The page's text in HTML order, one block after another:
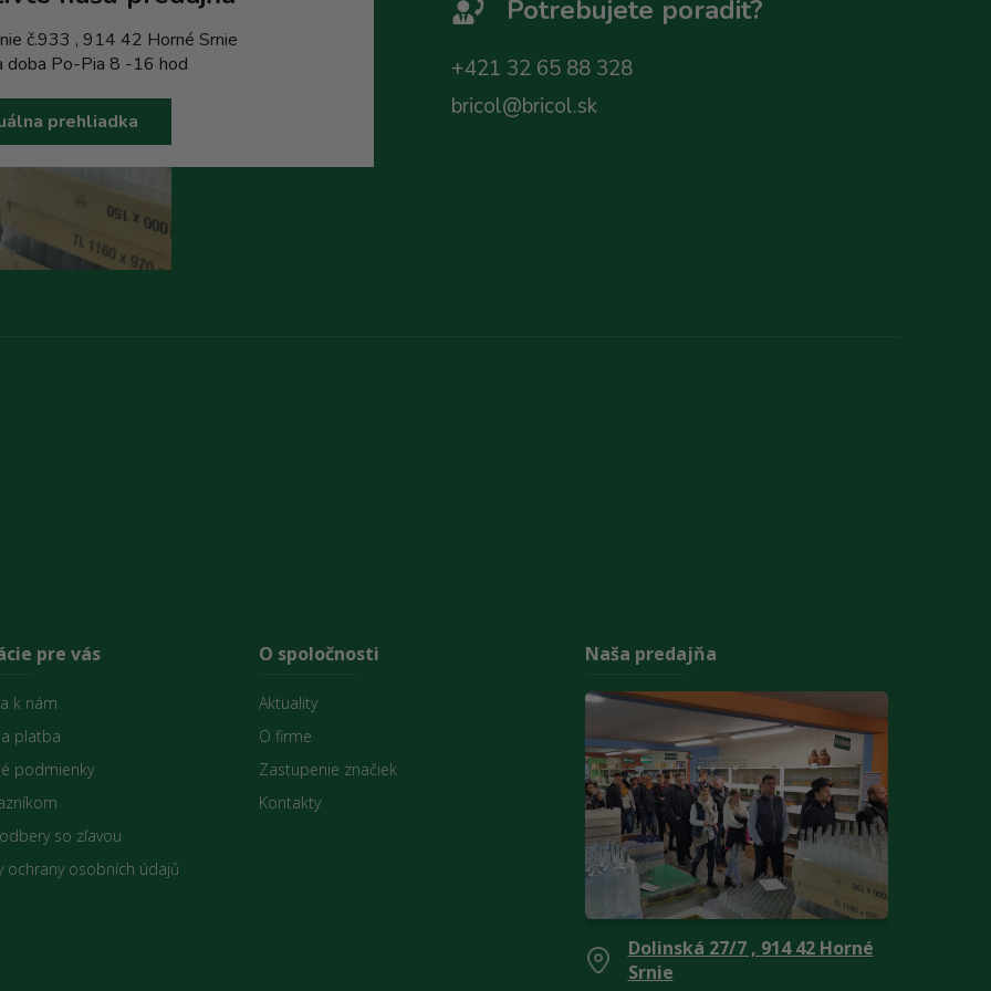
č.933 , 914 42 Horné Srnie
doba Po-Pia 8 -16 hod
prehliadka
Potrebujete poradit?
+421 32 65 88 328
bricol@bricol.sk
pre vás
k nám
platba
podmienky
so zľavou
ochrany osobních údajů
O spoločnosti
Aktuality
O firme
Zastupenie značiek
Kontakty
Naša predajňa
Dolinská 27/7 , 914 42 Horné
Srnie